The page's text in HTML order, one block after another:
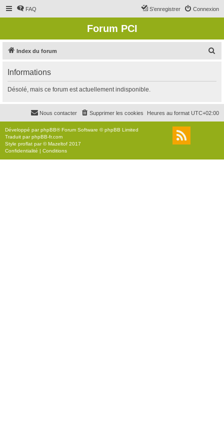
FAQ Connexion
S’enregistrer
Forum PCI
Index du forum
r
c
r
Informations
Désolé, mais ce forum est actuellement indisponible.
Heures au format UTC+02:00
Supprimer les cookies
Nous contacter
Développé parphpBB® Forum Software © phpBB Limited
Traduit parphpBB-fr.com
Style proflat par ©Mazeltof 2017
Confidentialité | Conditions